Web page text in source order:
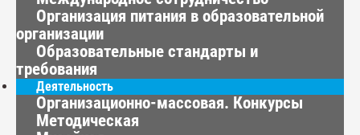
Организация питания в образовательной
организации
Образовательные стандарты и
требования
Деятельность
Организационно-массовая. Конкурсы
Методическая